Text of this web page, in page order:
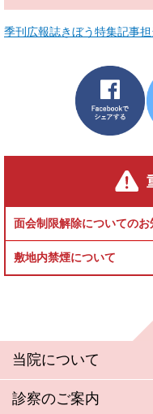
季刊広報誌きぼう特集記事
面会制限解除についてのお
敷地内禁煙について
当院について
診察のご案内